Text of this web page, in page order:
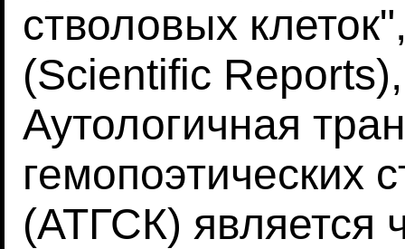
стволовых
(Scientific
Аутологичная
гемопоэтических
(АТГСК) является